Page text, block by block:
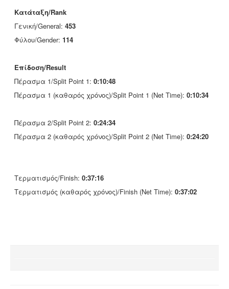
Κατάταξη/Rank
Γενική/General: 453
Φύλου/Gender: 114
Επίδοση/Result
Πέρασμα 1/Split Point 1: 0:10:48
Πέρασμα 1 (καθαρός χρόνος)/Split Point 1 (Net Time): 0:10:34
Πέρασμα 2/Split Point 2: 0:24:34
Πέρασμα 2 (καθαρός χρόνος)/Split Point 2 (Net Time): 0:24:20
Τερματισμός/Finish: 0:37:16
Τερματισμός (καθαρός χρόνος)/Finish (Net Time): 0:37:02